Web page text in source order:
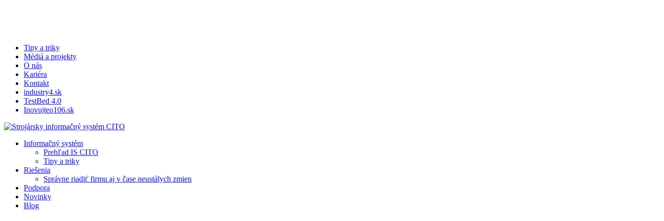
Tipy a triky
Médiá a projekty
O nás
Kariéra
Kontakt
industry4.sk
TestBed 4.0
Inovujteo106.sk
search
Menu
Informačný systém
Prehľad IS CITO
Tipy a triky
Riešenia
Správne riadiť firmu aj v čase neustálych zmien
Podpora
Novinky
Blog